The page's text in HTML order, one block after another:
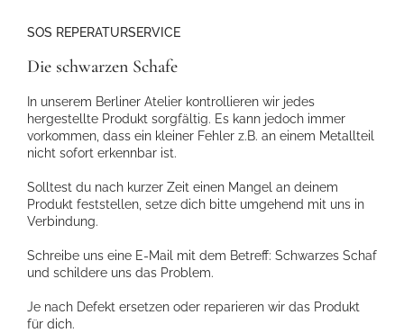
SOS REPERATURSERVICE
Die schwarzen Schafe
In unserem Berliner Atelier kontrollieren wir jedes
hergestellte Produkt sorgfältig. Es kann jedoch immer
vorkommen, dass ein kleiner Fehler z.B. an einem Metallteil
nicht sofort erkennbar ist.
Solltest du nach kurzer Zeit einen Mangel an deinem
Produkt feststellen, setze dich bitte umgehend mit uns in
Verbindung.
Schreibe uns eine E-Mail mit dem Betreff: Schwarzes Schaf
und schildere uns das Problem.
Je nach Defekt ersetzen oder reparieren wir das Produkt
für dich.